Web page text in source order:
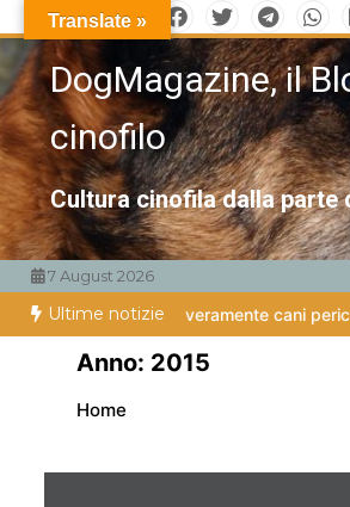
al
contenutoDogMagazine, il
cinofilo
Cultura cinofila dalla parte
7 August 2026
Ultime notizie
Esistono veramente cani pericolosi?
Anno: 2015
Home
Translate »